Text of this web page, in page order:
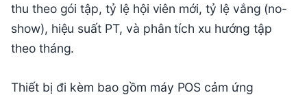
thu theo gói tập, tỷ lệ hội viên mới, tỷ lệ vắng (no-
show), hiệu suất PT, và phân tích xu hướng tập
theo tháng.
Thiết bị đi kèm bao gồm máy POS cảm ứng